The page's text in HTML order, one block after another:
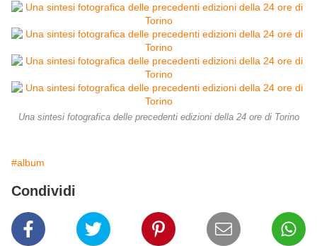
Una sintesi fotografica delle precedenti edizioni della 24 ore di Torino
#album
Condividi